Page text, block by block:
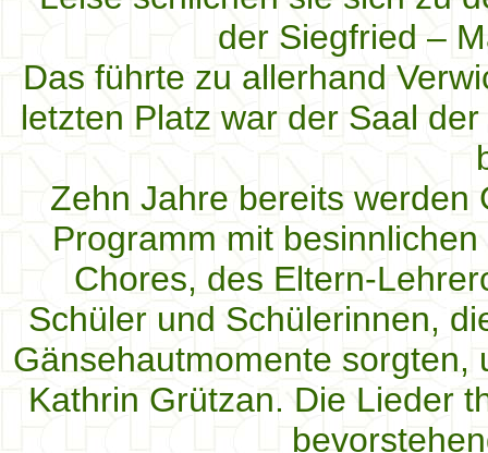
der Siegfried –
Das führte zu allerhand
letzten Platz war der Saal
Zehn Jahre bereits werden
Programm mit
Chores, des Eltern-
Schüler und Schülerinnen,
Gänsehautmomente
Kathrin Grützan. Die Lieder